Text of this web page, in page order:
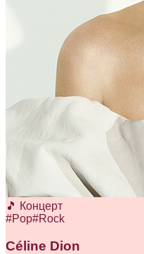
🎵 Концерт
#Pop#Rock
Céline Dion